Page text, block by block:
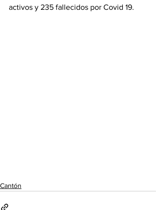
activos y 235 fallecidos por Covid 19.
Cantón